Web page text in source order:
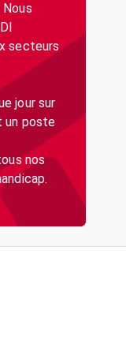
secteurs
jour sur
un poste
nos